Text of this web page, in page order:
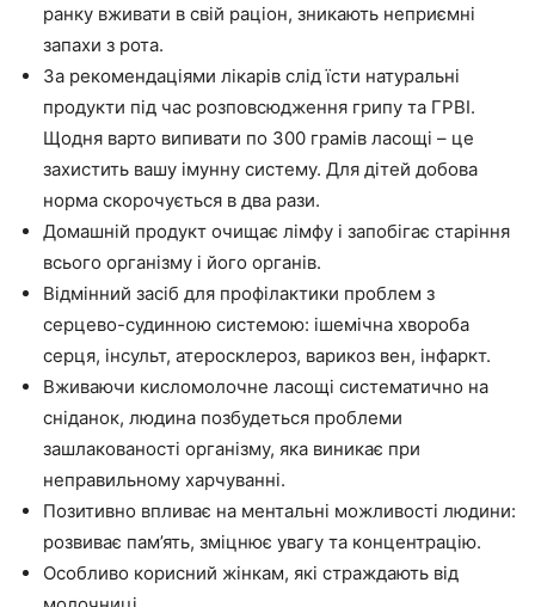
ранку вживати в свій раціон, зникають неприємні
запахи з рота.
За рекомендаціями лікарів слід їсти натуральні
продукти під час розповсюдження грипу та ГРВІ.
Щодня варто випивати по 300 грамів ласощі – це
захистить вашу імунну систему. Для дітей добова
норма скорочується в два рази.
Домашній продукт очищає лімфу і запобігає старіння
всього організму і його органів.
Відмінний засіб для профілактики проблем з
серцево-судинною системою: ішемічна хвороба
серця, інсульт, атеросклероз, варикоз вен, інфаркт.
Вживаючи кисломолочне ласощі систематично на
сніданок, людина позбудеться проблеми
зашлакованості організму, яка виникає при
неправильному харчуванні.
Позитивно впливає на ментальні можливості людини:
розвиває пам’ять, зміцнює увагу та концентрацію.
Особливо корисний жінкам, які страждають від